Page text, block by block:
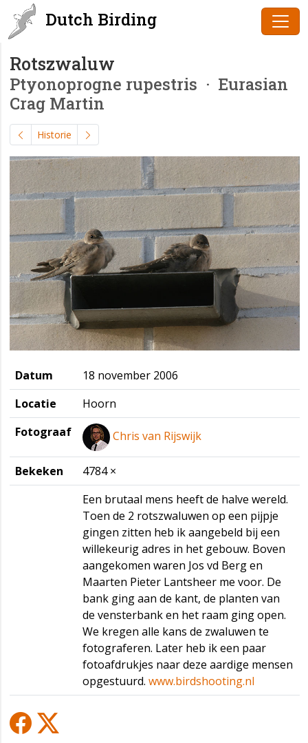
Dutch Birding
Rotszwaluw
Ptyonoprogne rupestris · Eurasian
Crag Martin
Historie
Datum
18 november 2006
Locatie
Hoorn
Fotograaf
Chris van Rijswijk
Bekeken
4784 ×
Een brutaal mens heeft de halve wereld.
Toen de 2 rotszwaluwen op een pijpje
gingen zitten heb ik aangebeld bij een
willekeurig adres in het gebouw. Boven
aangekomen waren Jos vd Berg en
Maarten Pieter Lantsheer me voor. De
bank ging aan de kant, de planten van
de vensterbank en het raam ging open.
We kregen alle kans de zwaluwen te
fotograferen. Later heb ik een paar
fotoafdrukjes naar deze aardige mensen
opgestuurd. www.birdshooting.nl